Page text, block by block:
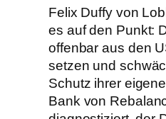
Felix Duffy von
es auf den Punkt:
offenbar aus den
setzen und
Schutz ihrer
Bank von